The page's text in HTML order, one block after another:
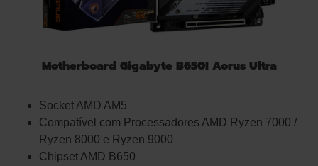
Motherboard Gigabyte B650I Aorus Ultra
Socket AMD AM5
Compatível com Processadores AMD Ryzen 7000 /
Ryzen 8000 e Ryzen 9000
Chipset AMD B650